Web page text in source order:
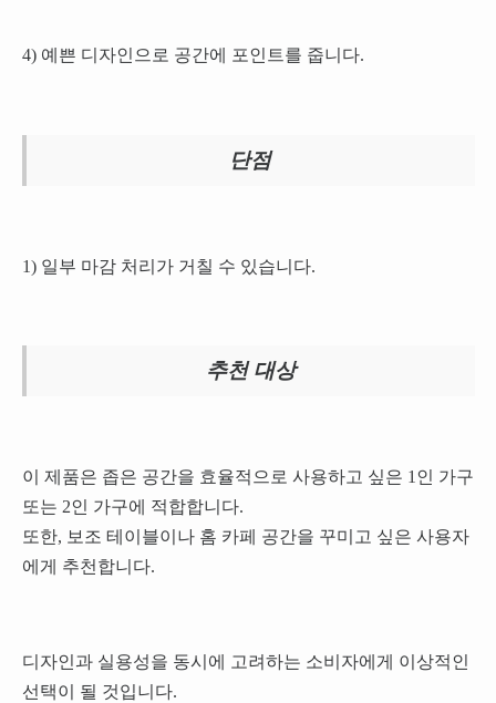
4) 예쁜 디자인으로 공간에 포인트를 줍니다.
단점
1) 일부 마감 처리가 거칠 수 있습니다.
추천 대상
이 제품은 좁은 공간을 효율적으로 사용하고 싶은 1인 가구
또는 2인 가구에 적합합니다.
또한, 보조 테이블이나 홈 카페 공간을 꾸미고 싶은 사용자
에게 추천합니다.
디자인과 실용성을 동시에 고려하는 소비자에게 이상적인
선택이 될 것입니다.